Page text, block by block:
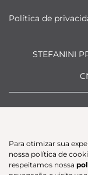
Política de
STEFANINI
Desacelere.
vida.
Para otimizar sua
nossa política de
respeitamos nossa